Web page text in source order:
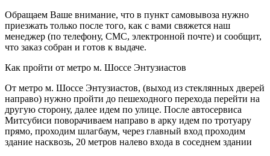
Обращаем Ваше внимание, что в пункт самовывоза нужно
приезжать только после того, как с вами свяжется наш
менеджер (по телефону, СМС, электронной почте) и сообщит,
что заказ собран и готов к выдаче.
Как пройти от метро м. Шоссе Энтузиастов
От метро м. Шоссе Энтузиастов, (выход из стеклянных дверей
направо) нужно пройти до пешеходного перехода перейти на
другую сторону, далее идем по улице. После автосервиса
Митсубиси поворачиваем направо в арку идем по тротуару
прямо, проходим шлагбаум, через главный вход проходим
здание насквозь, 20 метров налево входа в соседнем здании